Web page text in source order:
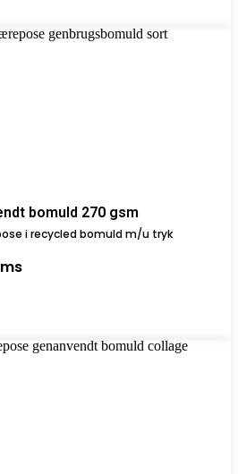
bomuld 270 gsm
i recycled bomuld m/u tryk